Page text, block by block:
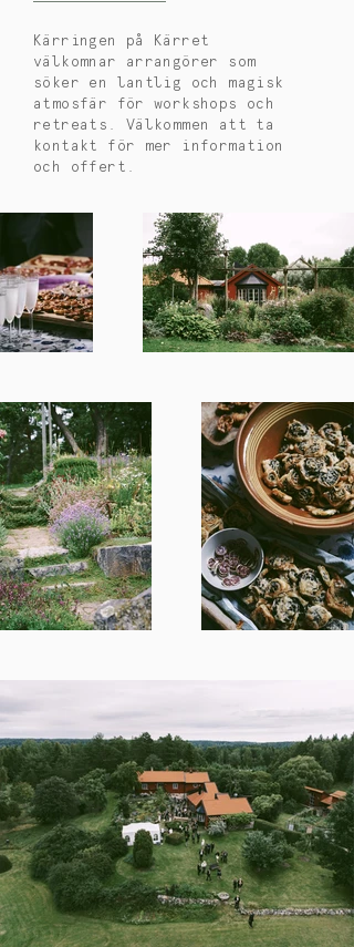
Kärringen på Kärret
välkomnar arrangörer som
söker en lantlig och magisk
atmosfär för workshops och
retreats. Välkommen att ta
kontakt för mer information
och offert.